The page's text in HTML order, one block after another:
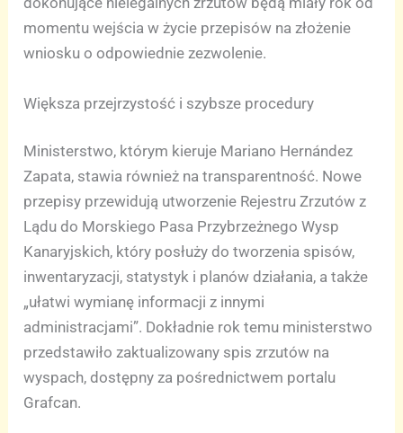
momentu wejścia w życie przepisów na złożenie
wniosku o odpowiednie zezwolenie.
Większa przejrzystość i szybsze procedury
Ministerstwo, którym kieruje Mariano Hernández
Zapata, stawia również na transparentność. Nowe
przepisy przewidują utworzenie Rejestru Zrzutów z
Lądu do Morskiego Pasa Przybrzeżnego Wysp
Kanaryjskich, który posłuży do tworzenia spisów,
inwentaryzacji, statystyk i planów działania, a także
„ułatwi wymianę informacji z innymi
administracjami”. Dokładnie rok temu ministerstwo
przedstawiło zaktualizowany spis zrzutów na
wyspach, dostępny za pośrednictwem portalu
Grafcan.